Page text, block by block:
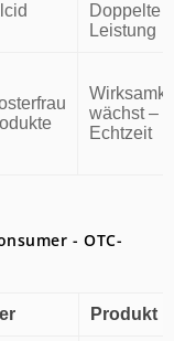
Doppelte
Leistung
wächst –
Echtzeit
- OTC-
Produkt